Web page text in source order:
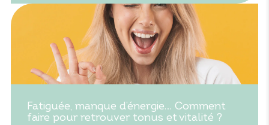
Fatiguée, manque d’énergie… Comment
faire pour retrouver tonus et vitalité ?